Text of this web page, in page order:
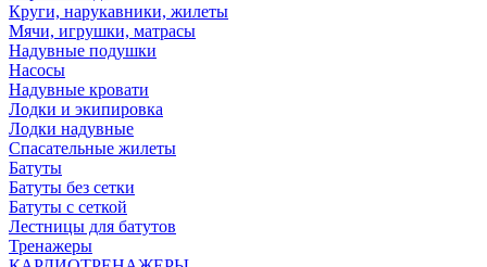
Круги, нарукавники, жилеты
Мячи, игрушки, матрасы
Надувные подушки
Насосы
Надувные кровати
Лодки и экипировка
Лодки надувные
Спасательные жилеты
Батуты
Батуты без сетки
Батуты с сеткой
Лестницы для батутов
Тренажеры